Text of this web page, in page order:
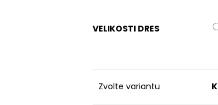
VELIKOSTI DRES
Zvolte variantu